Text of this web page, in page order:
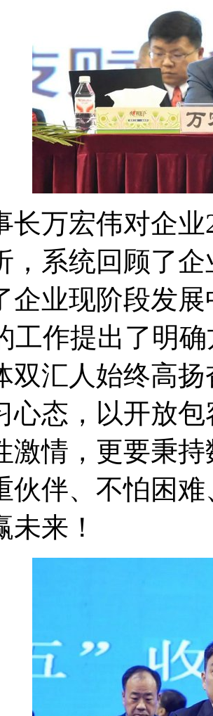
宏伟对企业
，系统回顾了
企业现阶段发
工作提出了明
双汇人始终高
心态，以开放
激情，更要秉
伙伴、不怕困
未来！